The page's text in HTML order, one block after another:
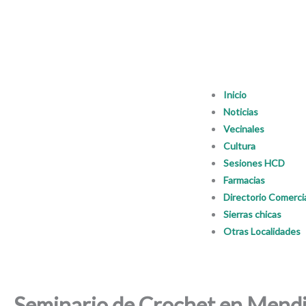
Inicio
Noticias
Vecinales
Cultura
Sesiones HCD
Farmacias
Directorio
Sierras chicas
Otras Localidades